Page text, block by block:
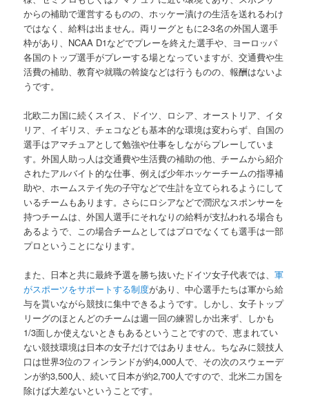
からの補助で運営するものの、ホッケー漬けの生活を送れるわけ
ではなく、給料は出ません。両リーグともに2-3名の外国人選手
枠があり、NCAA D1などでプレーを終えた選手や、ヨーロッパ
各国のトップ選手がプレーする場となっていますが、交通費や生
活費の補助、教育や就職の斡旋などは行うものの、報酬はないよ
うです。
北欧二カ国に続くスイス、ドイツ、ロシア、オーストリア、イタ
リア、イギリス、チェコなども基本的な環境は変わらず、自国の
選手はアマチュアとして勉強や仕事をしながらプレーしていま
す。外国人助っ人は交通費や生活費の補助の他、チームから紹介
されたアルバイト的な仕事、例えば少年ホッケーチームの指導補
助や、ホームステイ先の子守などで生計を立てられるようにして
いるチームもあります。さらにロシアなどで潤沢なスポンサーを
持つチームは、外国人選手にそれなりの給料が支払われる場合も
あるようで、この場合チームとしてはプロでなくても選手は一部
プロということになります。
また、日本と共に最終予選を勝ち抜いたドイツ女子代表では、軍
がスポーツをサポートする制度があり、中心選手たちは軍から給
与を貰いながら競技に集中できるようです。しかし、女子トップ
リーグのほとんどのチームは週一回の練習しか出来ず、しかも
1/3面しか使えないときもあるということですので、恵まれてい
ない競技環境は日本の女子だけではありません。ちなみに競技人
口は世界3位のフィンランドが約4,000人で、その次のスウェーデ
ンが約3,500人、続いて日本が約2,700人ですので、北米二カ国を
除けば大差ないということです。